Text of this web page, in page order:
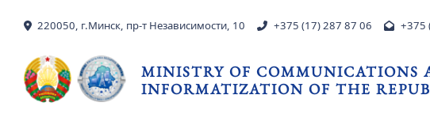
220050, г.Минск, пр-т Независимости, 10 +375 (17) 287 87 06 +375
MINISTRY OF COMMUNICATIONS
INFORMATIZATION OF THE